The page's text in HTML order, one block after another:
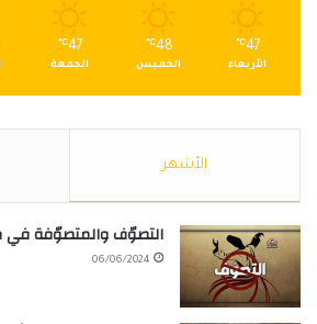
47
℃
الأربعاء
48
℃
الخميس
47
℃
الجمعة
الأشهر
التصوّف والمتصوّفة في
06/06/2024